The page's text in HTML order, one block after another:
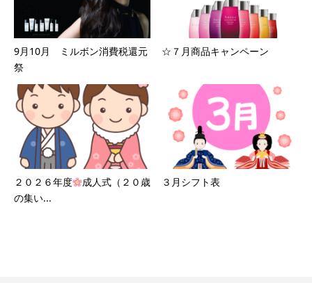
9月10月 ミルボン消費税還元
祭
☆７月商品キャンペーン
２０２６年度
成人式（２０歳
の集い...
３月シフト表